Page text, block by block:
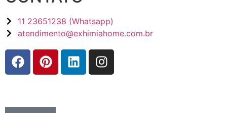
11 23651238 (Whatsapp)
atendimento@exhimiahome.com.br